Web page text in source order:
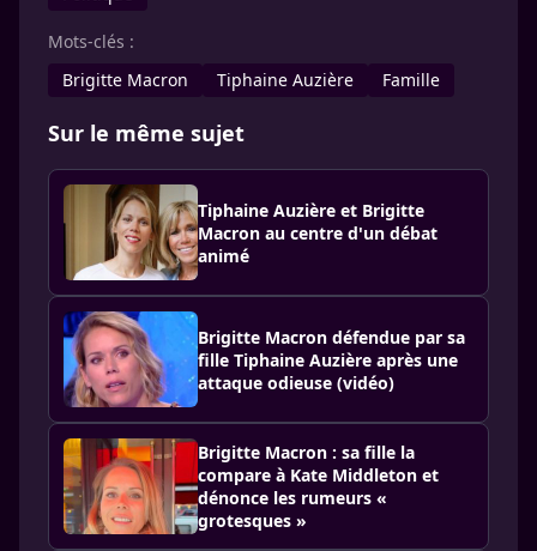
Mots-clés :
Brigitte Macron
Tiphaine Auzière Famille
Sur le même sujet
Tiphaine Auzière et Brigitte
Macron au centre d'un débat
animé
Brigitte Macron défendue par sa
fille Tiphaine Auzière après une
attaque odieuse (vidéo)
Brigitte Macron : sa fille la
compare à Kate Middleton et
dénonce les rumeurs «
grotesques »